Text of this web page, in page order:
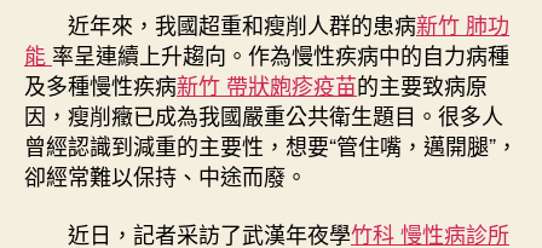
在
活
動
和
安
康
中
近年來，我國超重和瘦削人群的患病新竹 肺功
能 率呈連續上升趨向。作為慢性疾病中的自力病種
及多種慢性疾病新竹 帶狀皰疹疫苗的主要致病原
因，瘦削癥已成為我國嚴重公共衛生題目。很多人
曾經認識到減重的主要性，想要“管住嘴，邁開腿”，
卻經常難以保持、中途而廢。
近日，記者采訪了武漢年夜學竹科 慢性病診所